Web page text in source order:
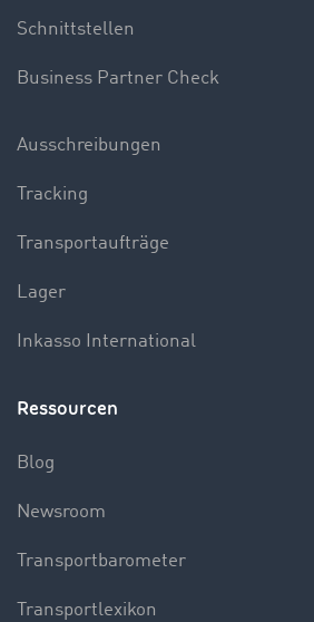
Schnittstellen
Business Partner Check
Ausschreibungen
Tracking
Transportaufträge
Lager
Inkasso International
Ressourcen
Blog
Newsroom
Transportbarometer
Transportlexikon